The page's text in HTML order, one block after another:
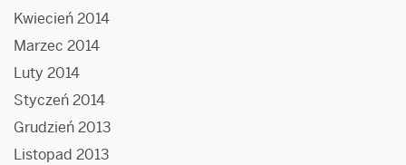
Kwiecień 2014
Marzec 2014
Luty 2014
Styczeń 2014
Grudzień 2013
Listopad 2013